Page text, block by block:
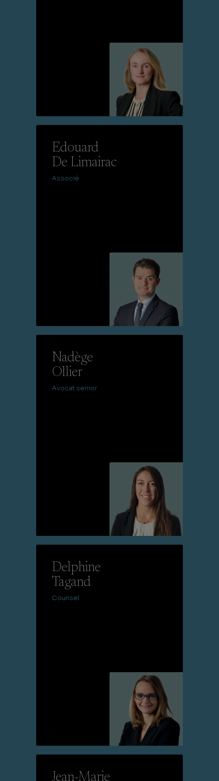
Edouard
De Limairac
Associé
Nadège
Ollier
Avocat senior
Delphine
Tagand
Counsel
Jean-Marie